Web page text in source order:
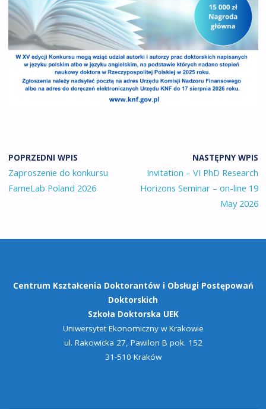
POPRZEDNI WPIS
Zaproszenie do konkursu
FameLab Poland 2026
NASTĘPNY WPIS
Invitation – VI PhD Research
Horizons Seminar – on-line 19
May 2026
Centrum Kształcenia Doktorantów i Obsługi Postępowań
Doktorskich
Szkoła Doktorska UEK
Uniwersytet Ekonomiczny w Krakowie
ul. Rakowicka 27, Pawilon B pok. 152
31-510 Kraków